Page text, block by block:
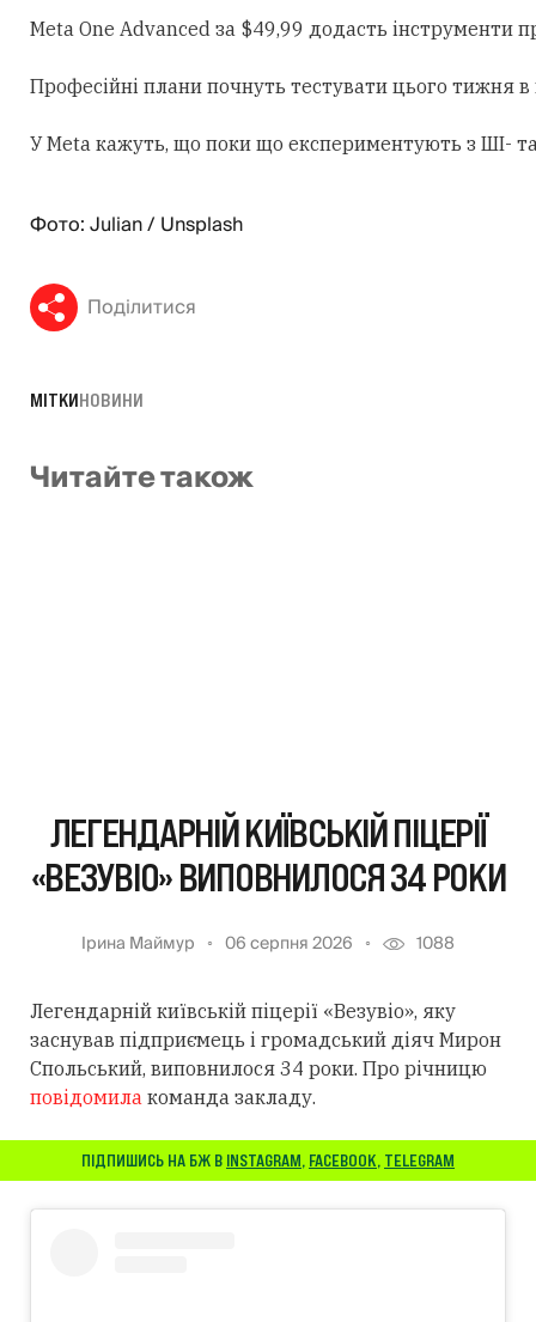
Meta One Advanced за $49,99 додасть інструменти
Професійні плани почнуть тестувати цього тижня в
У Meta кажуть, що поки що експериментують з ШІ- та
Фото: Julian / Unsplash
Поділитися
МІТКИНОВИНИ
Читайте також
ЛЕГЕНДАРНІЙ КИЇВСЬКІЙ ПІЦЕРІЇ
«ВЕЗУВІО» ВИПОВНИЛОСЯ 34 РОКИ
Ірина Маймур 06 серпня 2026 1088
Легендарній київській піцерії «Везувіо», яку
заснував підприємець і громадський діяч Мирон
Спольський, виповнилося 34 роки. Про річницю
повідомила команда закладу.
ПІДПИШИСЬ НА БЖ В INSTAGRAM, FACEBOOK, TELEGRAM